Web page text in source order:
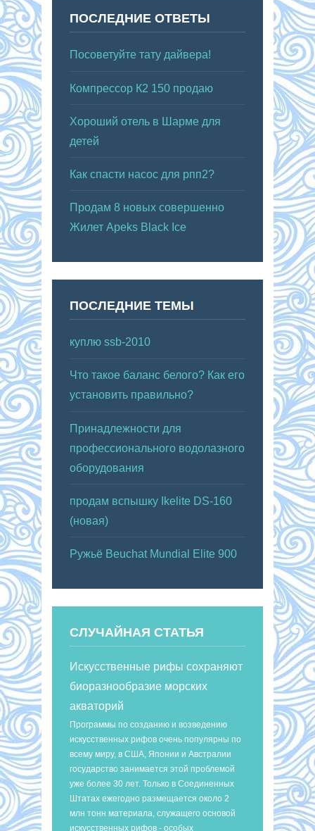
ПОСЛЕДНИЕ ОТВЕТЫ
Посоветуйте тату дайвера!
Компрессор К2 150 продаю
Хороший отель в Шарме для
детей
Как спасти насос для рпп2?
Продам 8 новых совершенно
Жилет Apeks Black Ice
ПОСЛЕДНИЕ ТЕМЫ
куплю ssb-2010
Что такое баланс белого? Как его
установить правильно?
Принадлежности для
профессионального водолазного
оборудования
продам вспышку Ikelite DS-160
(новая)
Ружьё Beuchat Mundial Elite 900
СЛУЧАЙНАЯ СТАТЬЯ
Искусственные рифы сохраняют
биоразнообразие морских
акваторий
Программы по созданию и возведению
искусственных рифов очень популярны по
всему миру, в США, Японии и Австралии
государство занимается этой проблемой
уже более 30 лет. Только в Соединенных
Штатах ежегодно размещается около 2
млн тонн материала, служащего основой
искусственных рифов - особых